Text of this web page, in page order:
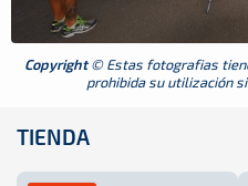
Copyright© Estas fotografias
prohibida su utilización
TIENDA